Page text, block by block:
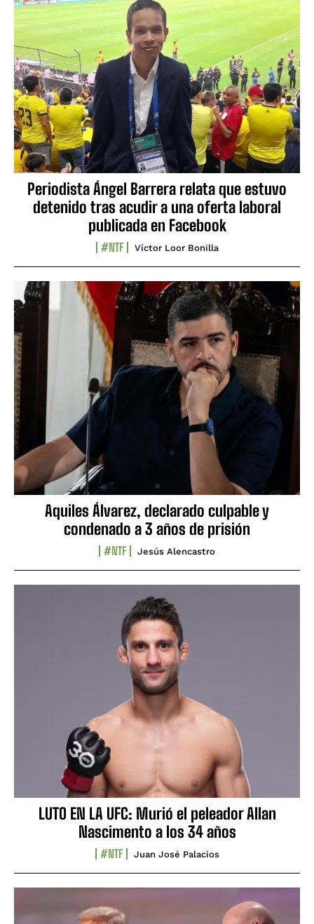
Periodista Ángel Barrera relata que estuvo
detenido tras acudir a una oferta laboral
publicada en Facebook
#NTF Víctor Loor Bonilla
Aquiles Álvarez, declarado culpable y
condenado a 3 años de prisión
#NTF Jesús Alencastro
LUTO EN LA UFC: Murió el peleador Allan
Nascimento a los 34 años
#NTF Juan José Palacios